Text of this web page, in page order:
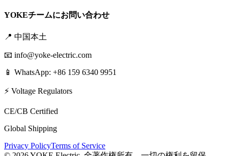
YOKEチームにお問い合わせ
📍 中国本土
📧 info@yoke-electric.com
📱 WhatsApp: +86 159 6340 9951
⚡ Voltage Regulators
CE/CB Certified
Global Shipping
Privacy PolicyTerms of Service